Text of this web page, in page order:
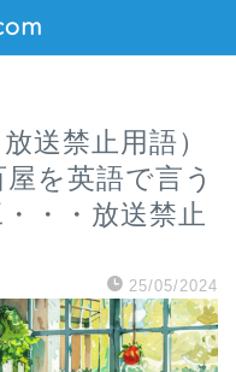
送禁止用語）
を英語で言う
・・放送禁止
25/05/2024